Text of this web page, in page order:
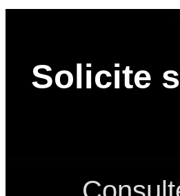
Solicite